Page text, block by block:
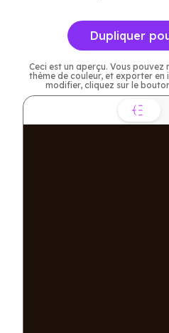
Dupliquer
Ceci est un aperçu. Vous
thème de couleur, et exporter en
modifier, cliquez sur le